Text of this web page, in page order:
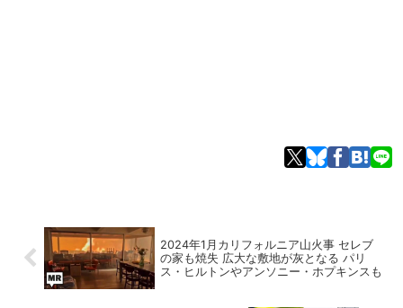
2024年1月カリフォルニア山火事 セレブ
の家も焼失 広大な敷地が灰となる パリ
ス・ヒルトンやアンソニー・ホプキンスも